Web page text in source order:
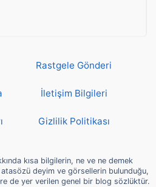
Rastgele Gönderi
İletişim Bilgileri
Gizlilik Politikası
kısa bilgilerin, ne ve ne demek
atasözü deyim ve görsellerin bulunduğu,
de yer verilen genel bir blog sözlüktür.